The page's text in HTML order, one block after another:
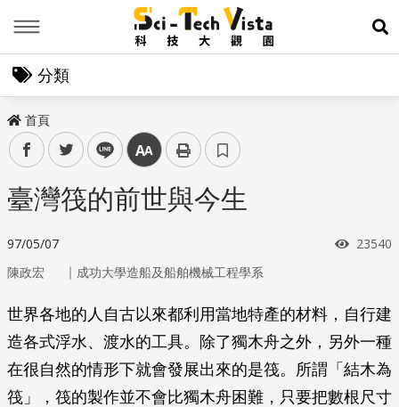
展
分類
首頁
facebooktwitter line 中
臺灣筏的前世與今生
97/05/07 瀏覽次
23540
陳政宏 ｜ 成功大學造船及船舶機械工程學系
世界各地的人自古以來都利用當地特產的材料，自行建
造各式浮水、渡水的工具。除了獨木舟之外，另外一種
在很自然的情形下就會發展出來的是筏。所謂「結木為
筏」，筏的製作並不會比獨木舟困難，只要把數根尺寸